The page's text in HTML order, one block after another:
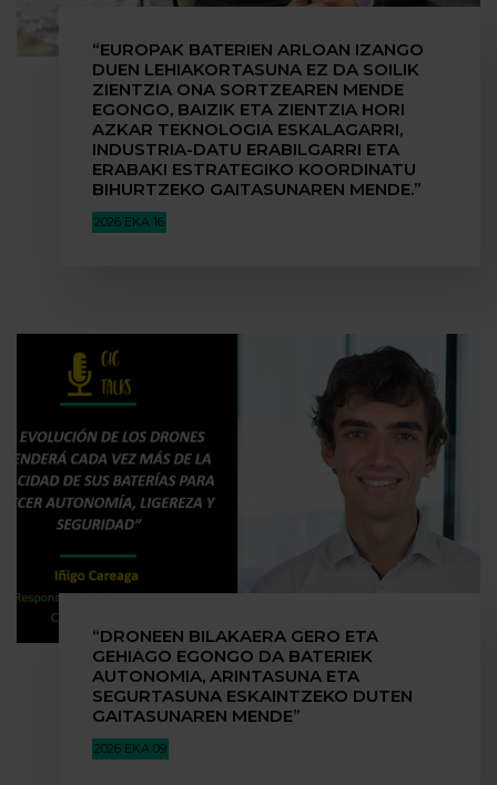
“EUROPAK BATERIEN ARLOAN IZANGO
DUEN LEHIAKORTASUNA EZ DA SOILIK
ZIENTZIA ONA SORTZEAREN MENDE
EGONGO, BAIZIK ETA ZIENTZIA HORI
AZKAR TEKNOLOGIA ESKALAGARRI,
INDUSTRIA-DATU ERABILGARRI ETA
ERABAKI ESTRATEGIKO KOORDINATU
BIHURTZEKO GAITASUNAREN MENDE.”
2026 EKA 16
“DRONEEN BILAKAERA GERO ETA
GEHIAGO EGONGO DA BATERIEK
AUTONOMIA, ARINTASUNA ETA
SEGURTASUNA ESKAINTZEKO DUTEN
GAITASUNAREN MENDE”
2026 EKA 09